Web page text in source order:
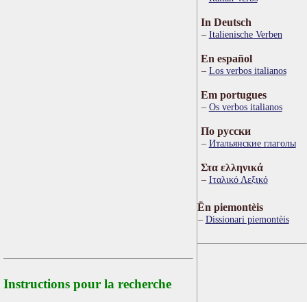
Instructions pour la recherche
In Deutsch
Italienische Verben
En español
Los verbos italianos
Em portugues
Os verbos italianos
По русски
Итальянские глаголы
Στα ελληνικά
Ιταλικό Λεξικό
Ën piemontèis
Dissionari piemontèis